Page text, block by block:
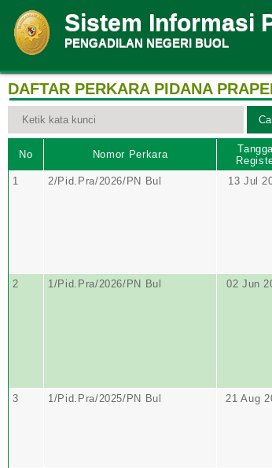
Sistem Informasi
PENGADILAN NEGERI BUOL
DAFTAR PERKARA PIDANA
No Nomor Perkara
1 2/Pid.Pra/2026/PN Bul 13 Jul
2 1/Pid.Pra/2026/PN Bul 02 Jun
3 1/Pid.Pra/2025/PN Bul 21 Aug